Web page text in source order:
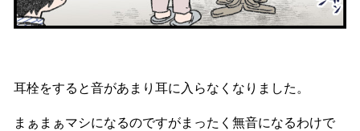
耳栓をすると音があまり耳に入らなくなりました。
まぁまぁマシになるのですがまったく無音になるわけで